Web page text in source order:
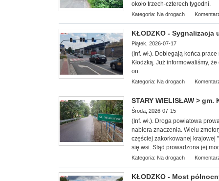
około trzech-czterech tygodni.
Kategoria: Na drogach
KŁODZKO -
Piątek, 2026-07-17
(Inf. wł.). Dobiegają końca prace
Kłodzką. Już informowaliśmy,
on.
Kategoria: Na drogach
STARY WIELISŁAW >
Środa, 2026-07-15
(Inf. wł.). Droga powiatowa
nabiera znaczenia. Wielu
częściej zakorkowanej krajowej
się wsi. Stąd prowadzona jej
Kategoria: Na drogach
KŁODZKO - Most